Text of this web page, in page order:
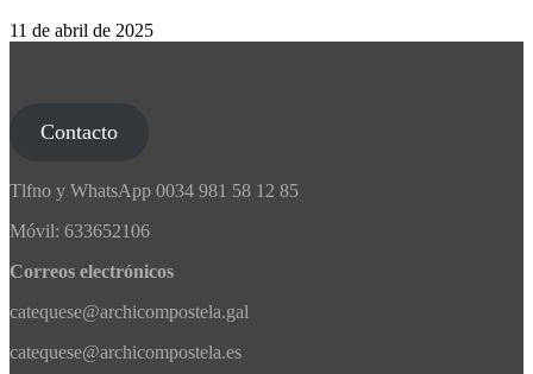
11 de abril de 2025
Contacto
Tlfno y WhatsApp 0034 981 58 12 85
Móvil: 633652106
Correos electrónicos
catequese@archicompostela.gal
catequese@archicompostela.es